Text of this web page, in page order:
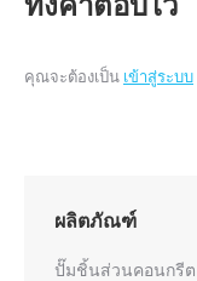
คุณจะต้องเป็น เข้าสู่ระบบ
ผลิตภัณฑ์
ปั๊มชิ้นส่วนคอนกรีต